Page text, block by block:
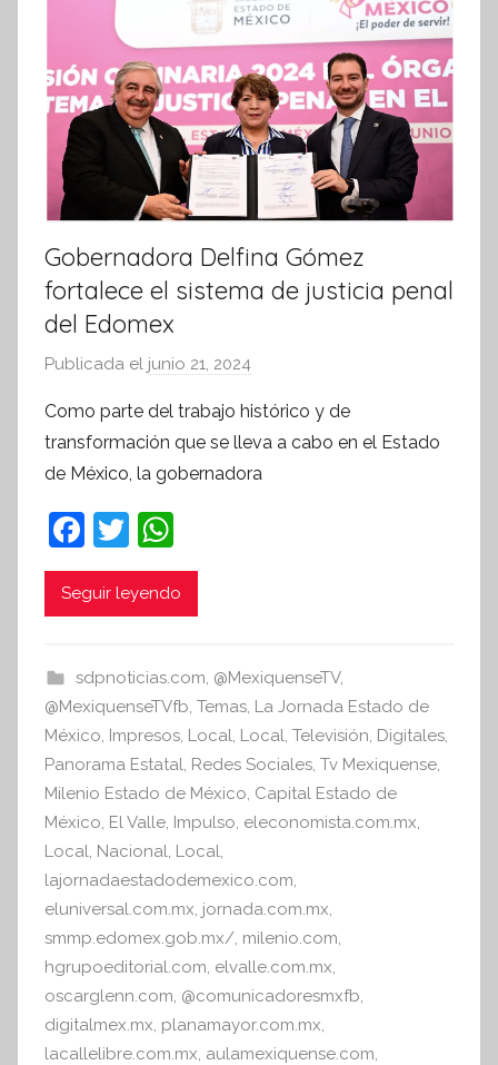
Gobernadora Delfina Gómez
fortalece el sistema de justicia penal
del Edomex
Publicada el junio 21, 2024
r
S
í
I
n
f
o
r
m
t
i
v
a
Como parte del trabajo histórico y de
transformación que se lleva a cabo en el Estado
de México, la gobernadora
F
a
c
b
o
o
k
T
w
itt
h
at
A
p
p
Seguir leyendo
sdpnoticias.com @MexiquenseTV,
@MexiquenseTVfb Temas La Jornada Estado de
México Impresos Local Local Televisión Digitales
Panorama Estatal Redes Sociales Tv Mexiquense
Milenio Estado de México Capital Estado de
México El Valle Impulso eleconomista.com.mx
Local Nacional Local
lajornadaestadodemexico.com
eluniversal.com.mx jornada.com.mx
smmp.edomex.gob.mx/ milenio.com
hgrupoeditorial.com elvalle.com.mx
oscarglenn.com @comunicadoresmxfb
digitalmex.mx planamayor.com.mx
lacallelibre.com.mx aulamexiquense.com